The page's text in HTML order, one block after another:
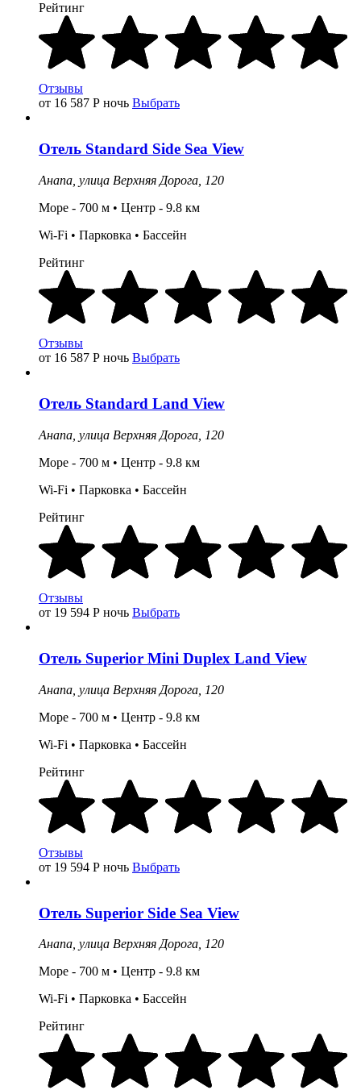
Рейтинг
Отзывы
от 16 587 Р ночь Выбрать
Отель Standard Side Sea View
Анапа, улица Верхняя Дорога, 120
Море - 700 м • Центр - 9.8 км
Wi-Fi • Парковка • Бассейн
Рейтинг
Отзывы
от 16 587 Р ночь Выбрать
Отель Standard Land View
Анапа, улица Верхняя Дорога, 120
Море - 700 м • Центр - 9.8 км
Wi-Fi • Парковка • Бассейн
Рейтинг
Отзывы
от 19 594 Р ночь Выбрать
Отель Superior Mini Duplex Land View
Анапа, улица Верхняя Дорога, 120
Море - 700 м • Центр - 9.8 км
Wi-Fi • Парковка • Бассейн
Рейтинг
Отзывы
от 19 594 Р ночь Выбрать
Отель Superior Side Sea View
Анапа, улица Верхняя Дорога, 120
Море - 700 м • Центр - 9.8 км
Wi-Fi • Парковка • Бассейн
Рейтинг